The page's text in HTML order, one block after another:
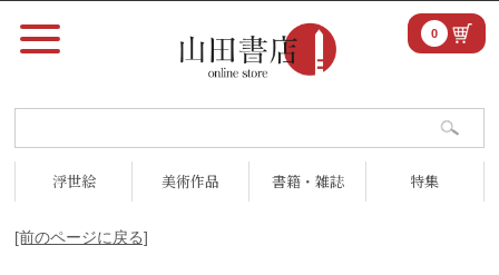
浮世絵 美術作品 書籍・雑誌 特集
0
[前のページに戻る]